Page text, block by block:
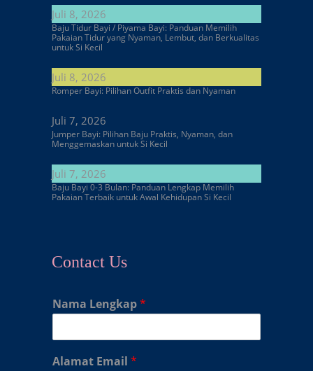
Juli 8, 2026
Baju Tidur Bayi / Piyama Bayi: Panduan Memilih
Pakaian Tidur yang Nyaman, Lembut, dan Berkualitas
untuk Si Kecil
Juli 8, 2026
Romper Bayi: Pilihan Outfit Praktis dan Nyaman
Juli 7, 2026
Jumper Bayi: Pilihan Baju Praktis, Nyaman, dan
Menggemaskan untuk Si Kecil
Juli 7, 2026
Baju Bayi 0-3 Bulan: Panduan Lengkap Memilih
Pakaian Terbaik untuk Awal Kehidupan Si Kecil
Contact Us
Nama Lengkap*
Alamat Email *